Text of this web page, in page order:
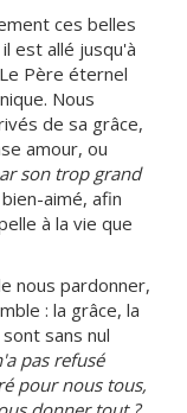
ces belles
est allé jusqu'à
Père éternel
Nous
de sa grâce,
amour, ou
son trop grand
aimé, afin
à la vie que
nous pardonner,
: la grâce, la
sans nul
pas refusé
pour nous tous,